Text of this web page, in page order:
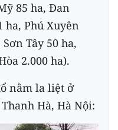
85 ha, Đan
ha, Phú Xuyên
Tây 50 ha,
2.000 ha).
nằm la liệt ở
Hà, Hà Nội: